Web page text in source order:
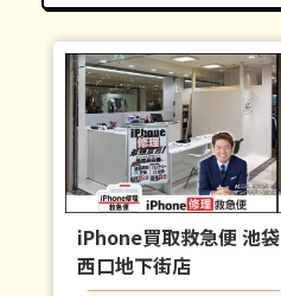
iPhone買取救急便 池袋
西口地下街店